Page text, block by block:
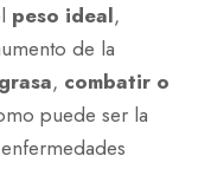
peso ideal,
de la
, combatir o
puede ser la